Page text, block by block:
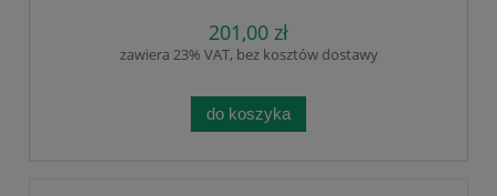
wypadaniu, włosów, redukują
podrażnienia skóry. 12 x 10 ml.
201,00 zł
zawiera 23% VAT, bez kosztów dostawy
do koszyka